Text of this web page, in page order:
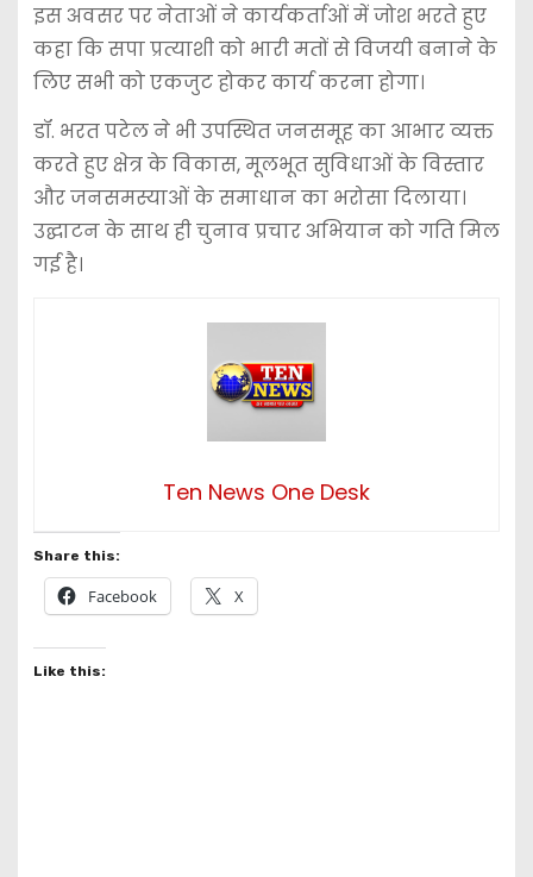
इस अवसर पर नेताओं ने कार्यकर्ताओं में जोश भरते हुए
कहा कि सपा प्रत्याशी को भारी मतों से विजयी बनाने के
लिए सभी को एकजुट होकर कार्य करना होगा।
डॉ. भरत पटेल ने भी उपस्थित जनसमूह का आभार व्यक्त
करते हुए क्षेत्र के विकास, मूलभूत सुविधाओं के विस्तार
और जनसमस्याओं के समाधान का भरोसा दिलाया।
उद्घाटन के साथ ही चुनाव प्रचार अभियान को गति मिल
गई है।
Ten News One Desk
Share this:
Facebook X
Like this: